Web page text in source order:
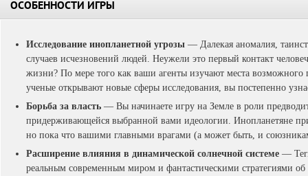
ОСОБЕННОСТИ ИГРЫ
Исследование инопланетной угрозы — Далекая аномалия,
случаев исчезновений людей. Неужели это первый контакт
жизни? По мере того как ваши агенты изучают места
ученые открывают новые сферы исследования, вы постепенно
Борьба за власть — Вы начинаете игру на Земле в роли
придерживающейся выбранной вами идеологии. Инопланетяне
но пока что вашими главными врагами (а может быть, и
Расширение влияния в динамической солнечной системе —
реальным современным миром и фантастическими стратегиями